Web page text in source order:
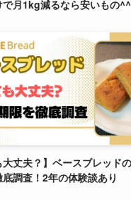
で月1kg減るなら安いもの^^
大丈夫？】ベースブレッド
調査！2年の体験談あり